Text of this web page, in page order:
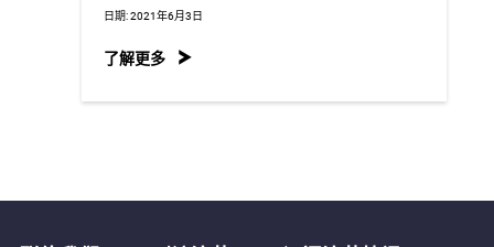
日期:2021年6月3日
了解更多